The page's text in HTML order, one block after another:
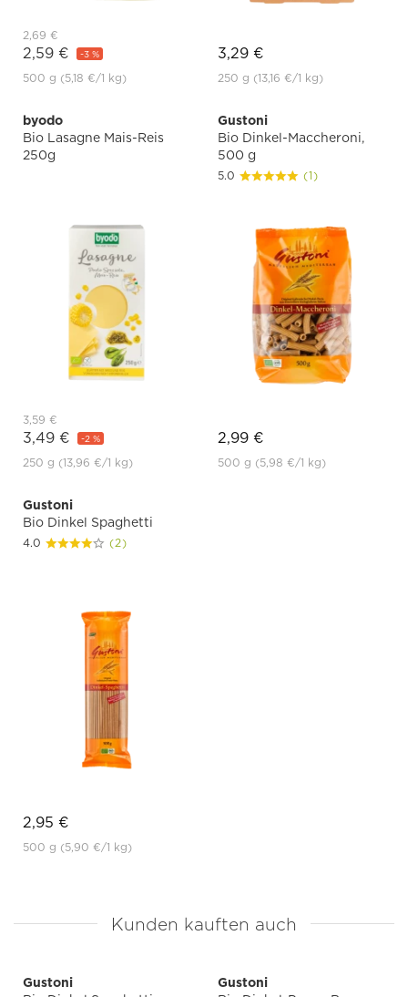
2,69 €
2,59 € -3 %
500 g (5,18 €/1 kg)
3,29 €
250 g (13,16 €/1 kg)
byodo
Bio Lasagne Mais-Reis
250g
3,59 €
3,49 € -2 %
250 g (13,96 €/1 kg)
Gustoni
Bio Dinkel-Maccheroni,
500 g
5.0 (1)
2,99 €
500 g (5,98 €/1 kg)
Gustoni
Bio Dinkel Spaghetti
4.0 (2)
2,95 €
500 g (5,90 €/1 kg)
Kunden kauften auch
Gustoni
Gustoni